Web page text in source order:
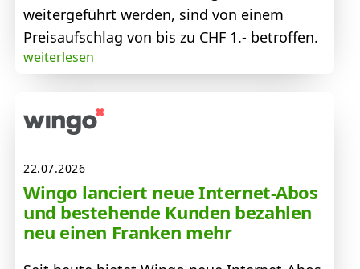
weitergeführt werden, sind von einem
Preisaufschlag von bis zu CHF 1.- betroffen.
weiterlesen
22.07.2026
Wingo lanciert neue Internet-Abos
und bestehende Kunden bezahlen
neu einen Franken mehr